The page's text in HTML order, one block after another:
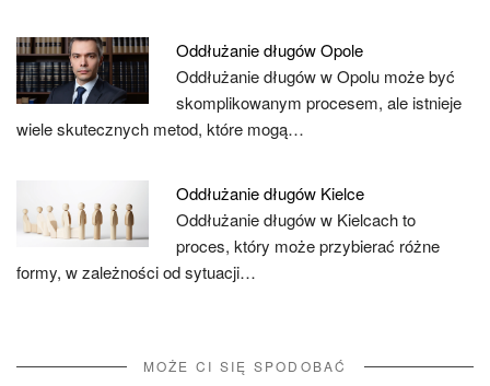
Oddłużanie długów Opole
Oddłużanie długów w Opolu może być
skomplikowanym procesem, ale istnieje
wiele skutecznych metod, które mogą…
Oddłużanie długów Kielce
Oddłużanie długów w Kielcach to
proces, który może przybierać różne
formy, w zależności od sytuacji…
MOŻE CI SIĘ SPODOBAĆ